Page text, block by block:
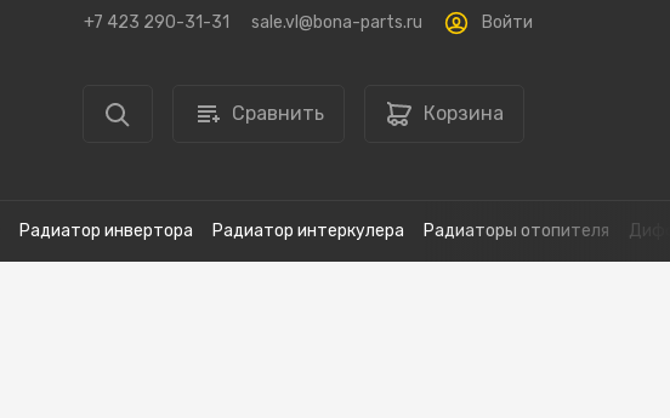
+7 423 290-31-31 sale.vl@bona-parts.ru Войти
Сравнить Корзина
Радиатор инвертора Радиатор интеркулера Радиаторы отопителя